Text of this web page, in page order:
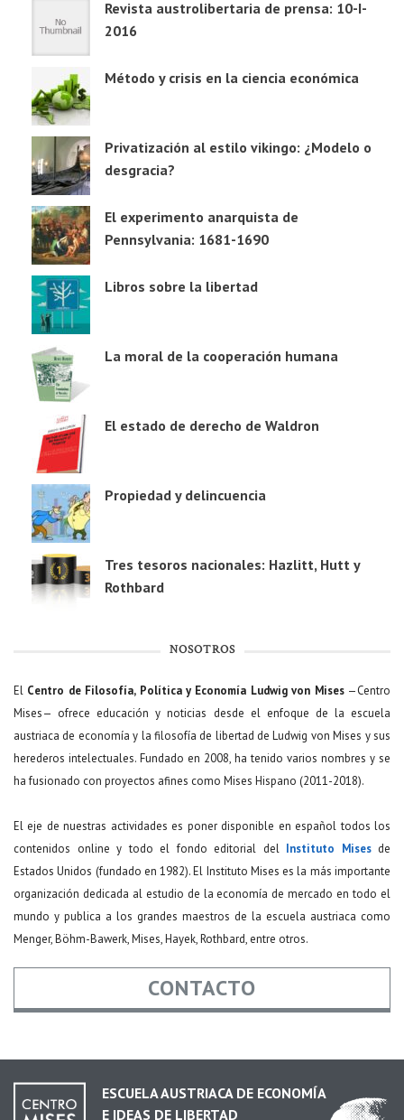
Revista austrolibertaria de prensa: 10-I-
2016
Método y crisis en la ciencia económica
Privatización al estilo vikingo: ¿Modelo o
desgracia?
El experimento anarquista de
Pennsylvania: 1681-1690
Libros sobre la libertad
La moral de la cooperación humana
El estado de derecho de Waldron
Propiedad y delincuencia
Tres tesoros nacionales: Hazlitt, Hutt y
Rothbard
NOSOTROS
El Centro de Filosofía, Política y Economía Ludwig von Mises—Centro
Mises— ofrece educación y noticias desde el enfoque de la escuela
austriaca de economía y la filosofía de libertad de Ludwig von Mises y sus
herederos intelectuales. Fundado en 2008, ha tenido varios nombres y se
ha fusionado con proyectos afines como Mises Hispano (2011-2018).
El eje de nuestras actividades es poner disponible en español todos los
contenidos online y todo el fondo editorial del Instituto Misesde
Estados Unidos (fundado en 1982). El Instituto Mises es la más importante
organización dedicada al estudio de la economía de mercado en todo el
mundo y publica a los grandes maestros de la escuela austriaca como
Menger, Böhm-Bawerk, Mises, Hayek, Rothbard, entre otros.
CONTACTO
ESCUELA AUSTRIACA DE ECONOMÍA
E IDEAS DE LIBERTAD